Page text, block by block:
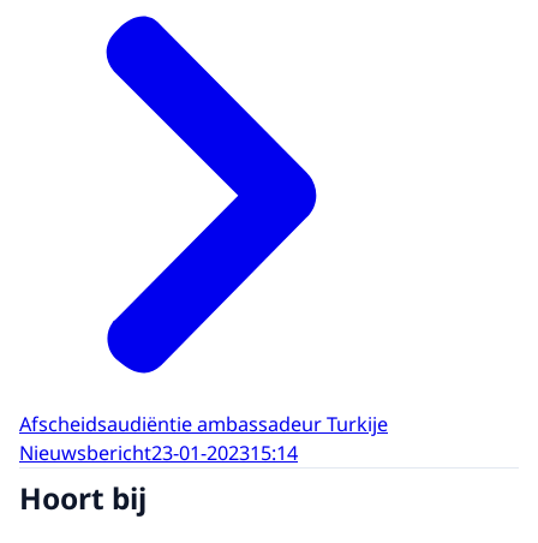
Afscheidsaudiëntie ambassadeur Turkije
Nieuwsbericht23-01-202315:14
Hoort bij